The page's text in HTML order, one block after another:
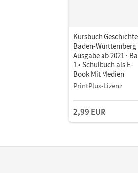
Kursbuch Geschichte
Baden-Württemberg
Ausgabe ab 2021 ·
1 • Schulbuch als E-
Book Mit Medien
PrintPlus-Lizenz
2,99 EUR